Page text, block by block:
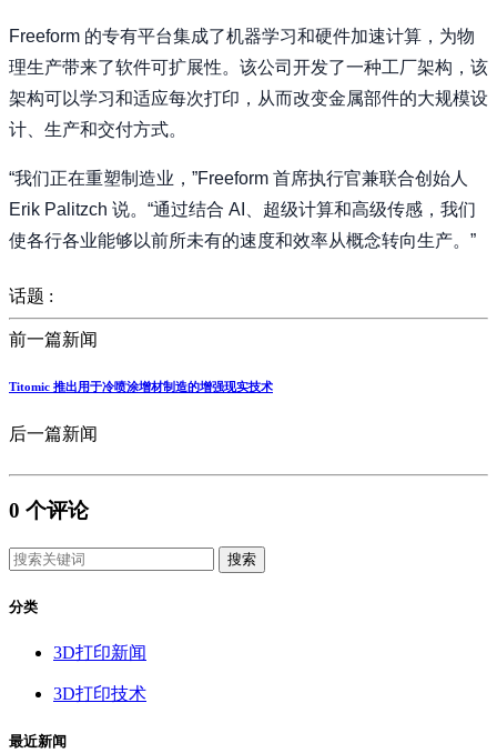
Freeform 的专有平台集成了机器学习和硬件加速计算，为物
理生产带来了软件可扩展性。该公司开发了一种工厂架构，该
架构可以学习和适应每次打印，从而改变金属部件的大规模设
计、生产和交付方式。
“我们正在重塑制造业，”Freeform 首席执行官兼联合创始人
Erik Palitzch 说。“通过结合 AI、超级计算和高级传感，我们
使各行各业能够以前所未有的速度和效率从概念转向生产。”
话题 :
前一篇新闻
Titomic 推出用于冷喷涂增材制造的增强现实技术
后一篇新闻
0 个评论
搜索
分类
3D打印新闻
3D打印技术
最近新闻